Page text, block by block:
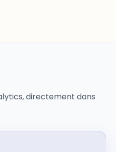
directement dans